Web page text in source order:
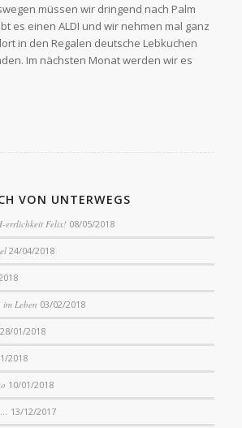
müssen wir dringend nach Palm
es einen ALDI und wir nehmen mal ganz
in den Regalen deutsche Lebkuchen
Im nächsten Monat werden wir es
VON UNTERWEGS
errlichkeit Felix! 08/05/2018
24/04/2018
Leben 03/02/2018
28/01/2018
2018
10/01/2018
13/12/2017